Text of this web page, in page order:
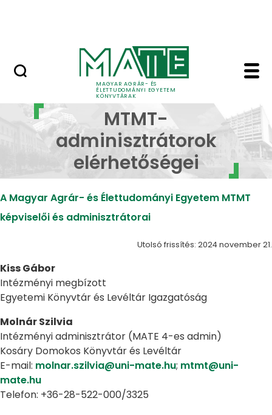
MAGYAR AGRÁR- ÉS
ÉLETTUDOMÁNYI EGYETEM
KÖNYVTÁRAK
MTMT
MTMT-
adminisztrátorok
elérhetőségei
A Magyar Agrár- és Élettudományi Egyetem MTMT
képviselői és adminisztrátorai
Utolsó frissítés: 2024 november 21.
Kiss Gábor
Intézményi megbízott
Egyetemi Könyvtár és Levéltár Igazgatóság
Molnár Szilvia
Intézményi adminisztrátor (MATE 4-es admin)
Kosáry Domokos Könyvtár és Levéltár
E-mail: molnar.szilvia@uni-mate.hu; mtmt@uni-
mate.hu
Telefon: +36-28-522-000/3325